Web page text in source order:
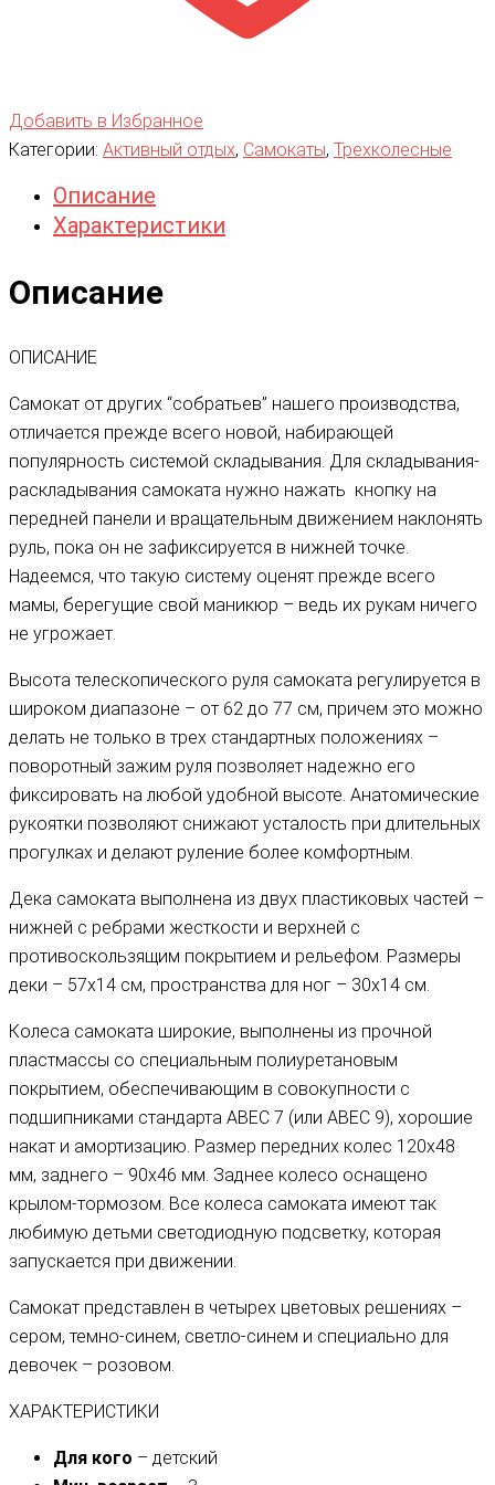
Добавить в Избранное
Категории: Активный отдых, Самокаты, Трехколесные
Описание
Характеристики
Описание
ОПИСАНИЕ
Самокат от других “собратьев” нашего производства,
отличается прежде всего новой, набирающей
популярность системой складывания. Для складывания-
раскладывания самоката нужно нажать кнопку на
передней панели и вращательным движением наклонять
руль, пока он не зафиксируется в нижней точке.
Надеемся, что такую систему оценят прежде всего
мамы, берегущие свой маникюр – ведь их рукам ничего
не угрожает.
Высота телескопического руля самоката регулируется в
широком диапазоне – от 62 до 77 см, причем это можно
делать не только в трех стандартных положениях –
поворотный зажим руля позволяет надежно его
фиксировать на любой удобной высоте. Анатомические
рукоятки позволяют снижают усталость при длительных
прогулках и делают руление более комфортным.
Дека самоката выполнена из двух пластиковых частей –
нижней с ребрами жесткости и верхней с
противоскользящим покрытием и рельефом. Размеры
деки – 57х14 см, пространства для ног – 30х14 см.
Колеса самоката широкие, выполнены из прочной
пластмассы со специальным полиуретановым
покрытием, обеспечивающим в совокупности с
подшипниками стандарта ABEC 7 (или ABEC 9), хорошие
накат и амортизацию. Размер передних колес 120х48
мм, заднего – 90х46 мм. Заднее колесо оснащено
крылом-тормозом. Все колеса самоката имеют так
любимую детьми светодиодную подсветку, которая
запускается при движении.
Самокат представлен в четырех цветовых решениях –
сером, темно-синем, светло-синем и специально для
девочек – розовом.
ХАРАКТЕРИСТИКИ
Для кого – детский